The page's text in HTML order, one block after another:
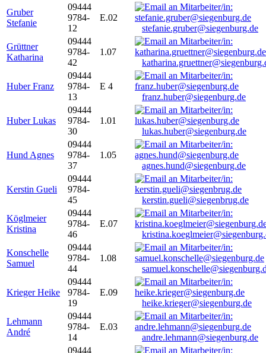
Gruber
Stefanie
09444
9784-
12
E.02
stefanie.gruber@siegenburg.de
Grüttner
Katharina
09444
9784-
42
1.07
Huber Franz
09444
9784-
13
E 4
franz.huber@siegenburg.de
Huber Lukas
09444
9784-
30
1.01
lukas.huber@siegenburg.de
Hund Agnes
09444
9784-
37
1.05
agnes.hund@siegenburg.de
Kerstin Gueli
09444
9784-
45
kerstin.gueli@siegenbrug.de
Köglmeier
Kristina
09444
9784-
46
E.07
Konschelle
Samuel
09444
9784-
44
1.08
Krieger Heike
09444
9784-
19
E.09
heike.krieger@siegenburg.de
Lehmann
André
09444
9784-
14
E.03
andre.lehmann@siegenburg.de
09444